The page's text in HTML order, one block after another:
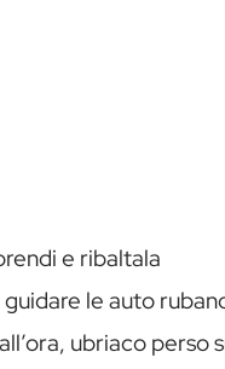
e ribaltala
le auto
ubriaco perso